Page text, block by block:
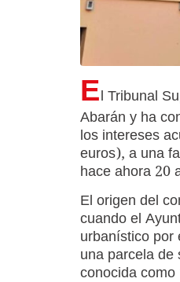
El Tribunal
Abarán y ha
los intereses
euros), a una
hace ahora 20
El origen del
cuando el
urbanístico por
una parcela
conocida como